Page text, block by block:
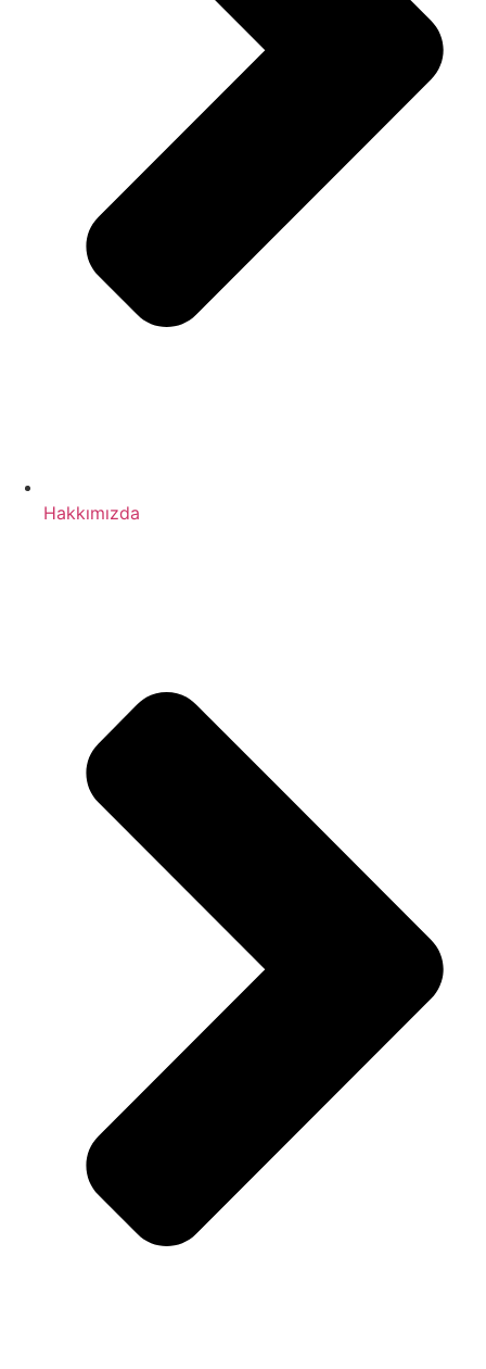
Hakkımızda